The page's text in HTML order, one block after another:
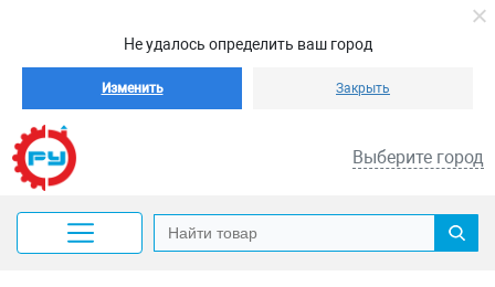
Не удалось определить ваш город
Изменить Закрыть
Выберите город